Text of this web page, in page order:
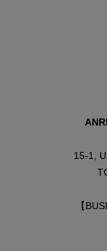
15-1,
【